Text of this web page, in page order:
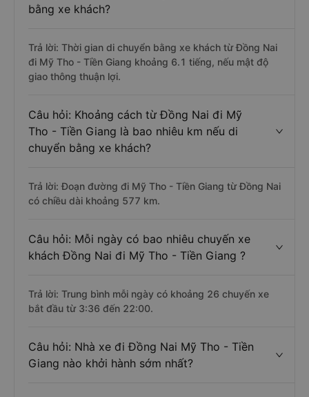
bằng xe khách?
Trả lời: Thời gian di chuyển bằng xe khách từ Đồng Nai
đi Mỹ Tho - Tiền Giang khoảng 6.1 tiếng, nếu mật độ
giao thông thuận lợi.
Câu hỏi: Khoảng cách từ Đồng Nai đi Mỹ
Tho - Tiền Giang là bao nhiêu km nếu di
chuyển bằng xe khách?
Trả lời: Đoạn đường đi Mỹ Tho - Tiền Giang từ Đồng Nai
có chiều dài khoảng 577 km.
Câu hỏi: Mỗi ngày có bao nhiêu chuyến xe
khách Đồng Nai đi Mỹ Tho - Tiền Giang ?
Trả lời: Trung bình mỗi ngày có khoảng 26 chuyến xe
bắt đầu từ 3:36 đến 22:00.
Câu hỏi: Nhà xe đi Đồng Nai Mỹ Tho - Tiền
Giang nào khởi hành sớm nhất?